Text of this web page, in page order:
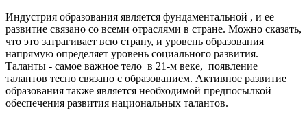
Индустрия образования является фундаментальной , и ее
развитие связано со всеми отраслями в стране. Можно сказать,
что это затрагивает всю страну, и уровень образования
напрямую определяет уровень социального развития.
Таланты - самое важное тело в 21-м веке, появление
талантов тесно связано с образованием. Активное развитие
образования также является необходимой предпосылкой
обеспечения развития национальных талантов.